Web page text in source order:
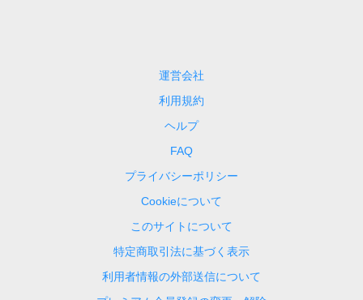
運営会社
利用規約
ヘルプ
FAQ
プライバシーポリシー
Cookieについて
このサイトについて
特定商取引法に基づく表示
利用者情報の外部送信について